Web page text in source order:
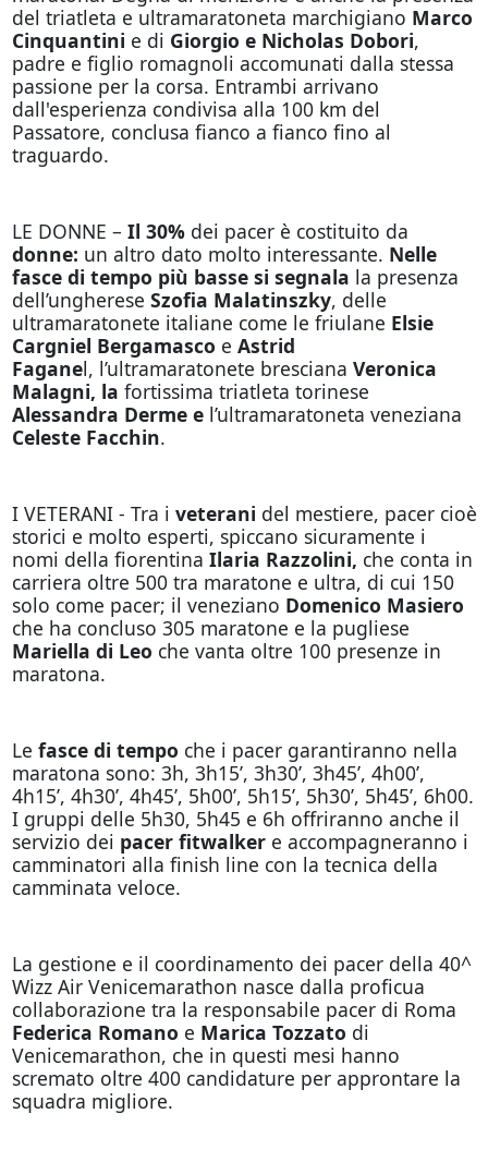
del triatleta e ultramaratoneta marchigiano Marco
Cinquantini e di Giorgio e Nicholas Dobori,
padre e figlio romagnoli accomunati dalla stessa
passione per la corsa. Entrambi arrivano
dall'esperienza condivisa alla 100 km del
Passatore, conclusa fianco a fianco fino al
traguardo.
LE DONNE – Il 30% dei pacer è costituito da
donne: un altro dato molto interessante. Nelle
fasce di tempo più basse si segnala la presenza
dell’ungherese Szofia Malatinszky, delle
ultramaratonete italiane come le friulane Elsie
Cargniel Bergamasco e Astrid
Faganel, l’ultramaratonete bresciana Veronica
Malagni, la fortissima triatleta torinese
Alessandra Derme el’ultramaratoneta veneziana
Celeste Facchin.
I VETERANI - Tra i veterani del mestiere, pacer cioè
storici e molto esperti, spiccano sicuramente i
nomi della fiorentina Ilaria Razzolini, che conta in
carriera oltre 500 tra maratone e ultra, di cui 150
solo come pacer; il veneziano Domenico Masiero
che ha concluso 305 maratone e la pugliese
Mariella di Leo che vanta oltre 100 presenze in
maratona.
Le fasce di tempo che i pacer garantiranno nella
maratona sono: 3h, 3h15’, 3h30’, 3h45’, 4h00’,
4h15’, 4h30’, 4h45’, 5h00’, 5h15’, 5h30’, 5h45’, 6h00.
I gruppi delle 5h30, 5h45 e 6h offriranno anche il
servizio dei pacer fitwalkere accompagneranno i
camminatori alla finish line con la tecnica della
camminata veloce.
La gestione e il coordinamento dei pacer della 40^
Wizz Air Venicemarathon nasce dalla proficua
collaborazione tra la responsabile pacer di Roma
Federica Romano e Marica Tozzato di
Venicemarathon, che in questi mesi hanno
scremato oltre 400 candidature per approntare la
squadra migliore.